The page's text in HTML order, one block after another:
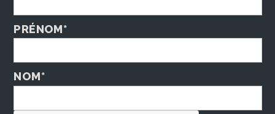
PRÉNOM*
NOM*